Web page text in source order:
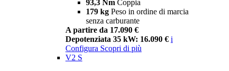
93,3 Nm Coppia
179 kg Peso in ordine di marcia
senza carburante
A partire da 17.090 €
Depotenziata 35 kW: 16.090 € i
Configura Scopri di più
V2 S